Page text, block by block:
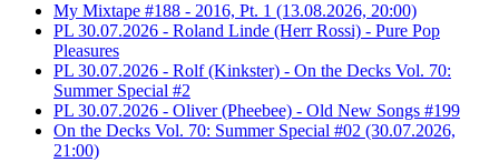
My Mixtape #188 - 2016, Pt. 1 (13.08.2026, 20:00)
PL 30.07.2026 - Roland Linde (Herr Rossi) - Pure Pop
Pleasures
PL 30.07.2026 - Rolf (Kinkster) - On the Decks Vol. 70:
Summer Special #2
PL 30.07.2026 - Oliver (Pheebee) - Old New Songs #199
On the Decks Vol. 70: Summer Special #02 (30.07.2026,
21:00)